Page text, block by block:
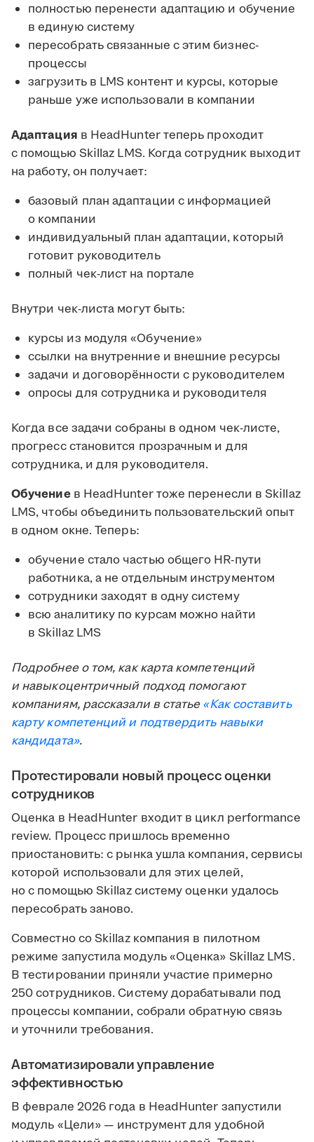
полностью перенести адаптацию и обучение
в единую систему
пересобрать связанные с этим бизнес-
процессы
загрузить в LMS контент и курсы, которые
раньше уже использовали в компании
Адаптация в HeadHunter теперь проходит
с помощью Skillaz LMS. Когда сотрудник выходит
на работу, он получает:
базовый план адаптации с информацией
о компании
индивидуальный план адаптации, который
готовит руководитель
полный чек-лист на портале
Внутри чек-листа могут быть:
курсы из модуля «Обучение»
ссылки на внутренние и внешние ресурсы
задачи и договорённости с руководителем
опросы для сотрудника и руководителя
Когда все задачи собраны в одном чек-листе,
прогресс становится прозрачным и для
сотрудника, и для руководителя.
Обучениев HeadHunter тоже перенесли в Skillaz
LMS, чтобы объединить пользовательский опыт
в одном окне. Теперь:
обучение стало частью общего HR-пути
работника, а не отдельным инструментом
сотрудники заходят в одну систему
всю аналитику по курсам можно найти
в Skillaz LMS
Подробнее о том, как карта компетенций
и навыкоцентричный подход помогают
компаниям, рассказали в статье«Как составить
карту компетенций и подтвердить навыки
кандидата».
Протестировали новый процесс оценки
сотрудников
Оценка в HeadHunter входит в цикл performance
review. Процесс пришлось временно
приостановить: с рынка ушла компания, сервисы
которой использовали для этих целей,
но с помощью Skillaz систему оценки удалось
пересобрать заново.
Совместно со Skillaz компания в пилотном
режиме запустила модуль «Оценка» Skillaz LMS.
В тестировании приняли участие примерно
250 сотрудников. Систему дорабатывали под
процессы компании, собрали обратную связь
и уточнили требования.
Автоматизировали управление
эффективностью
В феврале 2026 года в HeadHunter запустили
модуль «Цели» — инструмент для удобной